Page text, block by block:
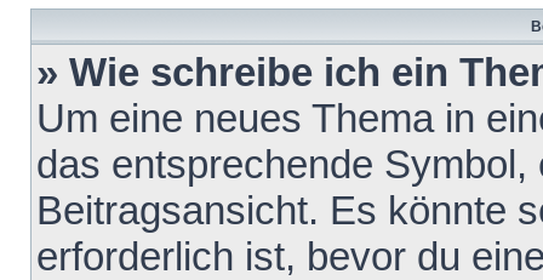
» Wie schreibe ich ein
Um eine neues Thema in
das entsprechende
Beitragsansicht. Es könnte
erforderlich ist, bevor du